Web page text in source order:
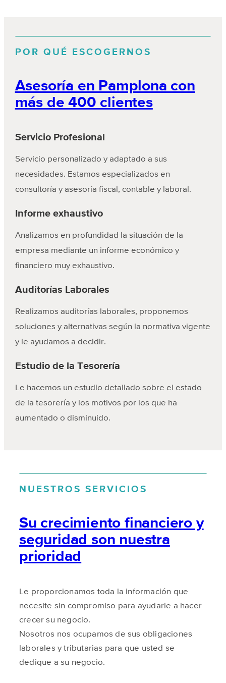
POR QUÉ ESCOGERNOS
Asesoría en Pamplona con
más de 400 clientes
Servicio Profesional
Servicio personalizado y adaptado a sus
necesidades. Estamos especializados en
consultoría y asesoría fiscal, contable y laboral.
Informe exhaustivo
Analizamos en profundidad la situación de la
empresa mediante un informe económico y
financiero muy exhaustivo.
Auditorías Laborales
Realizamos auditorías laborales, proponemos
soluciones y alternativas según la normativa vigente
y le ayudamos a decidir.
Estudio de la Tesorería
Le hacemos un estudio detallado sobre el estado
de la tesorería y los motivos por los que ha
aumentado o disminuido.
NUESTROS SERVICIOS
Su crecimiento financiero y
seguridad son nuestra
prioridad
Le proporcionamos toda la información que
necesite sin compromiso para ayudarle a hacer
crecer su negocio.
Nosotros nos ocupamos de sus obligaciones
laborales y tributarias para que usted se
dedique a su negocio.